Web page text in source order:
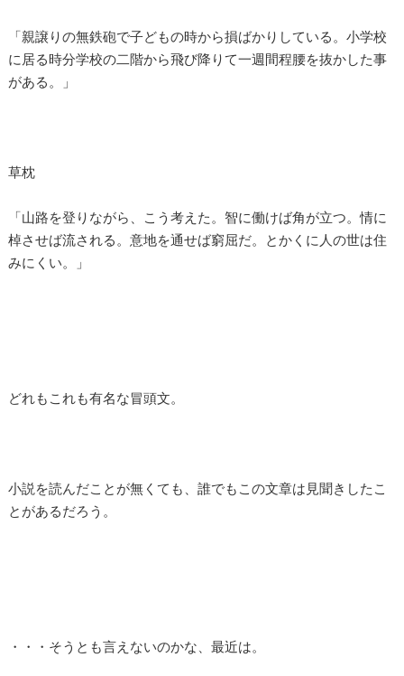
「親譲りの無鉄砲で子どもの時から損ばかりしている。小学校
に居る時分学校の二階から飛び降りて一週間程腰を抜かした事
がある。」
草枕
「山路を登りながら、こう考えた。智に働けば角が立つ。情に
棹させば流される。意地を通せば窮屈だ。とかくに人の世は住
みにくい。」
どれもこれも有名な冒頭文。
小説を読んだことが無くても、誰でもこの文章は見聞きしたこ
とがあるだろう。
・・・そうとも言えないのかな、最近は。